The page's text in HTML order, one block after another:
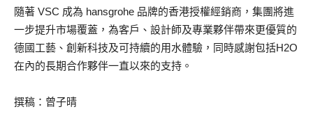
隨著 VSC 成為 hansgrohe 品牌的香港授權經銷商，集團將進
一步提升市場覆蓋，為客戶、設計師及專業夥伴帶來更優質的
德國工藝、創新科技及可持續的用水體驗，同時感謝包括H2O
在內的長期合作夥伴一直以來的支持。
撰稿：曾子晴